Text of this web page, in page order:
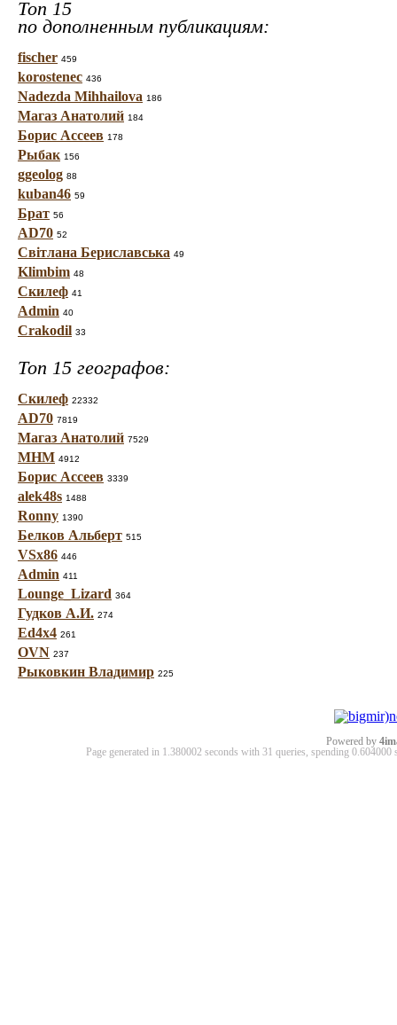
Топ 15
по дополненным публикациям:
fischer 459
korostenec 436
Nadezda Mihhailova 186
Магаз Анатолий 184
Борис Ассеев 178
Рыбак 156
ggeolog 88
kuban46 59
Брат 56
AD70 52
Світлана Бериславська 49
Klimbim 48
Скилеф 41
Admin 40
Crakodil 33
Топ 15 географов:
Скилеф 22332
AD70 7819
Магаз Анатолий 7529
МНМ 4912
Борис Ассеев 3339
alek48s 1488
Ronny 1390
Белков Альберт 515
VSx86 446
Admin 411
Lounge_Lizard 364
Гудков А.И. 274
Ed4x4 261
OVN 237
Рыковкин Владимир 225
Powered by
Page generated in 1.380002 seconds with 31 queries, spending